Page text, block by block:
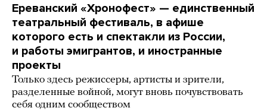
Ереванский «Хронофест» — единственный
театральный фестиваль, в афише
которого есть и спектакли из России,
и работы эмигрантов, и иностранные
проекты
Только здесь режиссеры, артисты и зрители,
разделенные войной, могут вновь почувствовать
себя одним сообществом